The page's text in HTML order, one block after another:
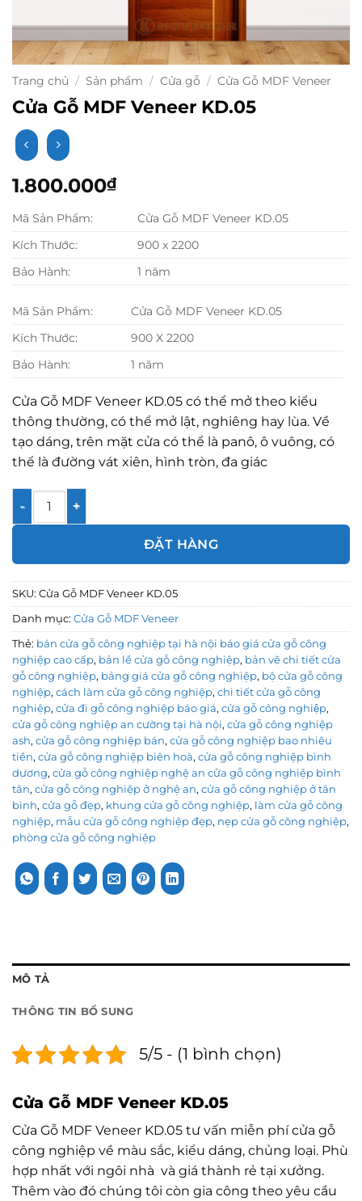
Trang chủ / Sản phẩm / Cửa gỗ / Cửa Gỗ MDF Veneer
Cửa Gỗ MDF Veneer KD.05
1.800.000₫
Mã Sản Phẩm:
Cửa Gỗ MDF Veneer KD.05
Kích Thước:
900 x 2200
Bảo Hành:
1 năm
Mã Sản Phẩm:
Cửa Gỗ MDF Veneer KD.05
Kích Thước:
900 X 2200
Bảo Hành:
1 năm
Cửa Gỗ MDF Veneer KD.05 có thể mở theo kiểu
thông thường, có thể mở lật, nghiêng hay lùa. Về
tạo dáng, trên mặt cửa có thể là panô, ô vuông, có
thể là đường vát xiên, hình tròn, đa giác
Cửa Gỗ MDF Veneer KD.05 số lượng
ĐẶT HÀNG
SKU: Cửa Gỗ MDF Veneer KD.05
Danh mục: Cửa Gỗ MDF Veneer
Thẻ: bán cửa gỗ công nghiệp tại hà nội báo giá cửa gỗ công
nghiệp cao cấp, bản lề cửa gỗ công nghiệp, bản vẽ chi tiết cửa
gỗ công nghiệp, bảng giá cửa gỗ công nghiệp, bộ cửa gỗ công
nghiệp, cách làm cửa gỗ công nghiệp, chi tiết cửa gỗ công
nghiệp, cửa đi gỗ công nghiệp báo giá, cửa gỗ công nghiệp,
cửa gỗ công nghiệp an cường tại hà nội, cửa gỗ công nghiệp
ash, cửa gỗ công nghiệp bán, cửa gỗ công nghiệp bao nhiêu
tiền, cửa gỗ công nghiệp biên hoà, cửa gỗ công nghiệp bình
dương, cửa gỗ công nghiệp nghệ an cửa gỗ công nghiệp bình
tân, cửa gỗ công nghiệp ở nghệ an, cửa gỗ công nghiệp ở tân
bình, cửa gỗ đẹp, khung cửa gỗ công nghiệp, làm cửa gỗ công
nghiệp, mẫu cửa gỗ công nghiệp đẹp, nẹp cửa gỗ công nghiệp,
phòng cửa gỗ công nghiệp
MÔ TẢ
THÔNG TIN BỔ SUNG
5/5 - (1 bình chọn)
Cửa Gỗ MDF Veneer KD.05
Cửa Gỗ MDF Veneer KD.05 tư vấn miễn phí cửa gỗ
công nghiệp về màu sắc, kiểu dáng, chủng loại. Phù
hợp nhất với ngôi nhà và giá thành rẻ tại xưởng.
Thêm vào đó chúng tôi còn gia công theo yêu cầu